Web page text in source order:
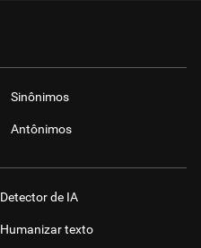
Sinônimos
Antônimos
Detector de IA
Humanizar texto